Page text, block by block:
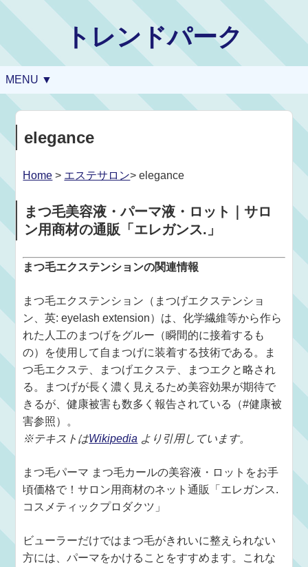
トレンドパーク
MENU ▼
elegance
Home > エステサロン> elegance
まつ毛美容液・パーマ液・ロット｜サロ
ン用商材の通販「エレガンス.」
まつ毛エクステンションの関連情報
まつ毛エクステンション（まつげエクステンショ
ン、英: eyelash extension）は、化学繊維等から作ら
れた人工のまつげをグルー（瞬間的に接着するも
の）を使用して自まつげに装着する技術である。ま
つ毛エクステ、まつげエクステ、まつエクと略され
る。まつげが長く濃く見えるため美容効果が期待で
きるが、健康被害も数多く報告されている（#健康被
害参照）。
※テキストはWikipedia より引用しています。
まつ毛パーマ まつ毛カールの美容液・ロットをお手
頃価格で！サロン用商材のネット通販「エレガンス.
コスメティックプロダクツ」
ビューラーだけではまつ毛がきれいに整えられない
方には、パーマをかけることをすすめます。これな